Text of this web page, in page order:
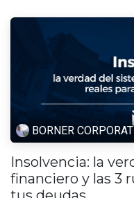
BORNER
Insolvencia: la
financiero y las 3